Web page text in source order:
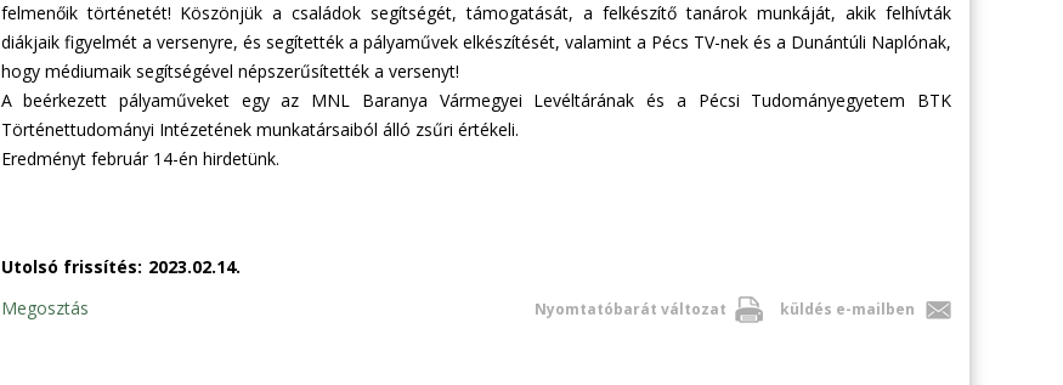
felmenőik történetét! Köszönjük a családok segítségét, támogatását, a felkészítő tanárok munkáját, akik felhívták
diákjaik figyelmét a versenyre, és segítették a pályaművek elkészítését, valamint a Pécs TV-nek és a Dunántúli Naplónak,
hogy médiumaik segítségével népszerűsítették a versenyt!
A beérkezett pályaműveket egy az MNL Baranya Vármegyei Levéltárának és a Pécsi Tudományegyetem BTK
Történettudományi Intézetének munkatársaiból álló zsűri értékeli.
Eredményt február 14-én hirdetünk.
Utolsó frissítés: 2023.02.14.
Nyomtatóbarát változat küldés e-mailben
Megosztás